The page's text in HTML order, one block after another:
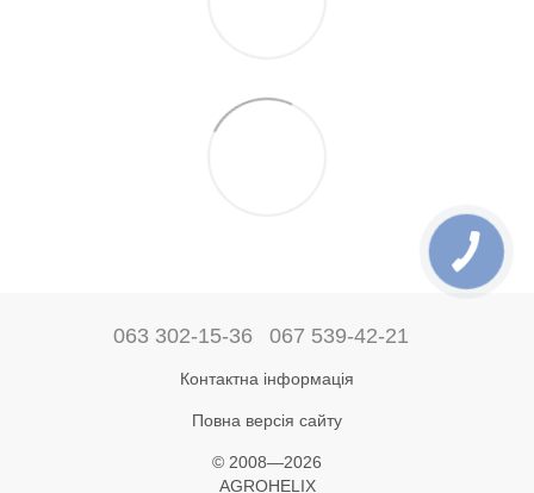
063 302-15-36 067 539-42-21
Контактна інформація
Повна версія сайту
© 2008—2026
AGROHELIX